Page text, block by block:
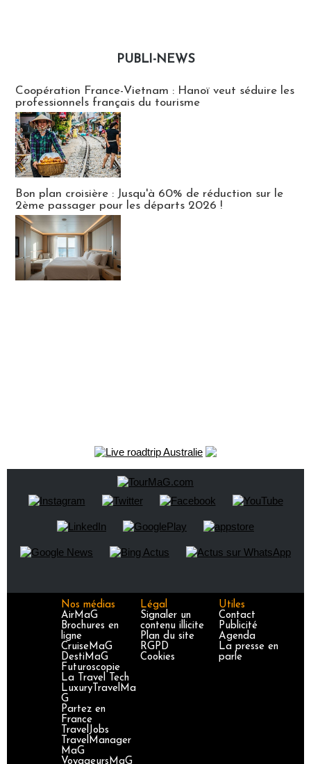
PUBLI-NEWS
Coopération France-Vietnam : Hanoï veut séduire les
professionnels français du tourisme
Bon plan croisière : Jusqu'à 60% de réduction sur le
2ème passager pour les départs 2026 !
Nos médias
AirMaG
Brochures en
ligne
CruiseMaG
DestiMaG
Futuroscopie
La Travel Tech
LuxuryTravelMa
G
Partez en
France
TravelJobs
TravelManager
MaG
VoyageursMaG
Légal
Signaler un
contenu illicite
Plan du site
RGPD
Cookies
Utiles
Contact
Publicité
Agenda
La presse en
parle